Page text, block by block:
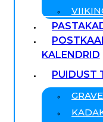
KALENDRID
PUIDUST